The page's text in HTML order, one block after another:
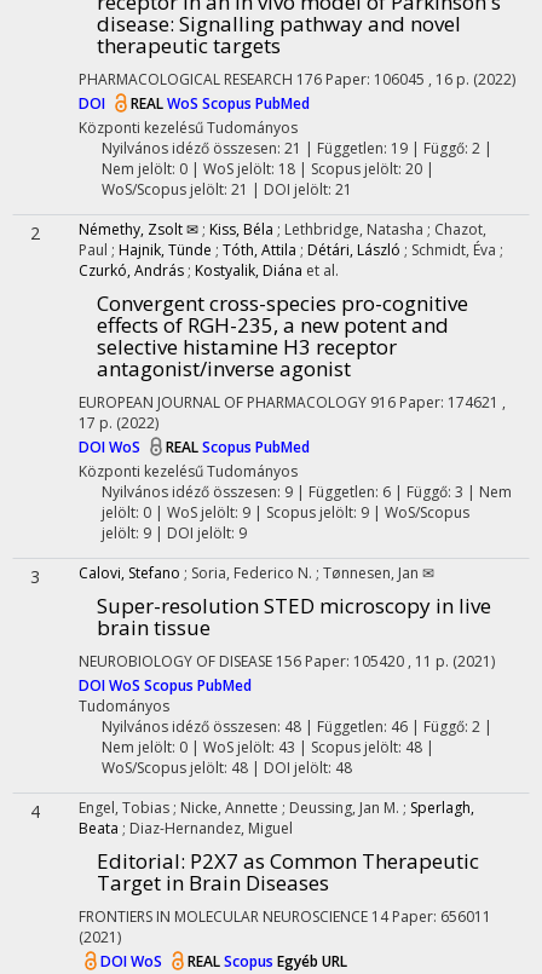
disease: Signalling pathway and novel
therapeutic targets
PHARMACOLOGICAL RESEARCH 176 Paper: 106045 , 16 p. (2022)
DOI
REALWoS Scopus PubMed
Központi kezelésűTudományos
Nyilvános idéző összesen: 21 | Független: 19 | Függő: 2 |
Nem jelölt: 0 | WoS jelölt: 18 | Scopus jelölt: 20 |
WoS/Scopus jelölt: 21 | DOI jelölt: 21
2 Némethy, Zsolt ✉ ; Kiss, Béla ; Lethbridge, Natasha ; Chazot,
Paul ; Hajnik, Tünde ; Tóth, Attila ; Détári, László ; Schmidt, Éva ;
Czurkó, András ; Kostyalik, Diána et al.
Convergent cross-species pro-cognitive
effects of RGH-235, a new potent and
selective histamine H3 receptor
antagonist/inverse agonist
EUROPEAN JOURNAL OF PHARMACOLOGY 916 Paper: 174621 ,
17 p. (2022)
DOIWoS REALScopus PubMed
Központi kezelésűTudományos
Nyilvános idéző összesen: 9| Független: 6 | Függő: 3 | Nem
jelölt: 0 | WoS jelölt: 9 | Scopus jelölt: 9 | WoS/Scopus
jelölt: 9 | DOI jelölt: 9
3 Calovi, Stefano ; Soria, Federico N. ; Tønnesen, Jan ✉
Super-resolution STED microscopy in live
brain tissue
NEUROBIOLOGY OF DISEASE 156 Paper: 105420 , 11 p. (2021)
DOIWoS Scopus PubMed
Tudományos
Nyilvános idéző összesen: 48| Független: 46 | Függő: 2 |
Nem jelölt: 0 | WoS jelölt: 43 | Scopus jelölt: 48 |
WoS/Scopus jelölt: 48 | DOI jelölt: 48
4 Engel, Tobias ; Nicke, Annette ; Deussing, Jan M. ; Sperlagh,
Beata ; Diaz-Hernandez, Miguel
Editorial: P2X7 as Common Therapeutic
Target in Brain Diseases
FRONTIERS IN MOLECULAR NEUROSCIENCE 14 Paper: 656011
(2021)
DOIWoS REALScopus Egyéb URL